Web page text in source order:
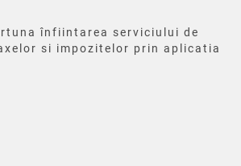
înfiintarea serviciului de
si impozitelor prin aplicatia